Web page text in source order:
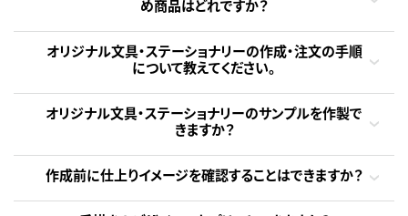
め商品はどれですか？
オリジナル文具・ステーショナリーの作成・注文の手順
について教えてください。
オリジナル文具・ステーショナリーのサンプルを作製で
きますか？
作成前に仕上りイメージを確認することはできますか？